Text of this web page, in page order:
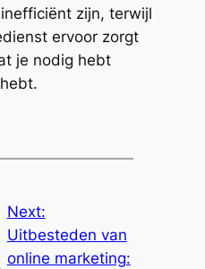
zijn, terwijl
ervoor zorgt
je nodig hebt
Next:
Uitbesteden van
online marketing: